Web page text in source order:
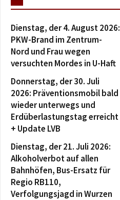
Dienstag, der 4. August 2026:
PKW-Brand im Zentrum-
Nord und Frau wegen
versuchten Mordes in U-Haft
Donnerstag, der 30. Juli
2026: Präventionsmobil bald
wieder unterwegs und
Erdüberlastungstag erreicht
+ Update LVB
Dienstag, der 21. Juli 2026:
Alkoholverbot auf allen
Bahnhöfen, Bus-Ersatz für
Regio RB110,
Verfolgungsjagd in Wurzen